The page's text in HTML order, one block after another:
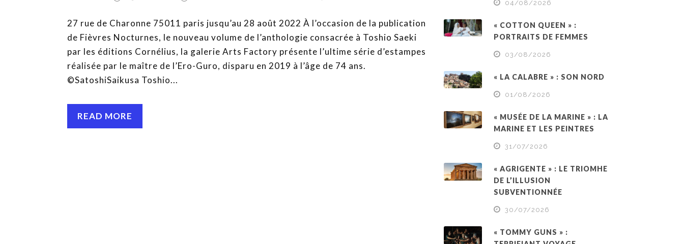
27 rue de Charonne 75011 paris jusqu’au 28 août 2022 À l’occasion de la publication
de Fièvres Nocturnes, le nouveau volume de l’anthologie consacrée à Toshio Saeki
par les éditions Cornélius, la galerie Arts Factory présente l’ultime série d’estampes
réalisée par le maître de l’Ero-Guro, disparu en 2019 à l’âge de 74 ans.
©SatoshiSaikusa Toshio...
READ MORE
04/08/2026
« COTTON QUEEN » :
PORTRAITS DE FEMMES
03/08/2026
« LA CALABRE » : SON NORD
01/08/2026
« MUSÉE DE LA MARINE » : LA
MARINE ET LES PEINTRES
31/07/2026
« AGRIGENTE » : LE TRIOMHE
DE L’ILLUSION
SUBVENTIONNÉE
30/07/2026
« TOMMY GUNS » :